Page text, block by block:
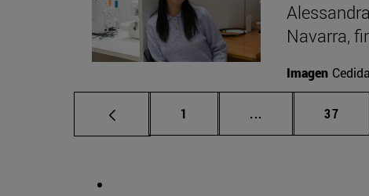
Navarra,
Imagen Cedida
Página
1 ... Páginas Página
37